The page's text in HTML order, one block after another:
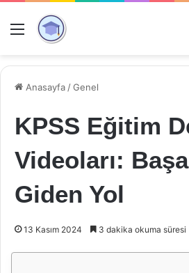
Menü
Anasayfa /Genel
KPSS Eğitim
Videoları:
Giden Yol
13 Kasım 2024 3 dakika okuma süresi